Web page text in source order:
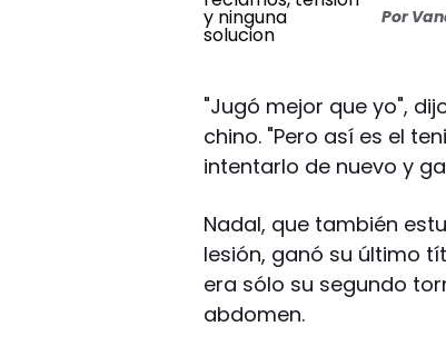
Por
"Jugó mejor que yo",
chino. "Pero así es el
intentarlo de nuevo y
Nadal, que también
lesión, ganó su último
era sólo su segundo
abdomen.